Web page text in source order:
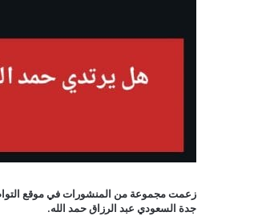
زعمت مجموعة من المنشورات في موقع
جدة السعودي عبد الرزاق حمد الله.